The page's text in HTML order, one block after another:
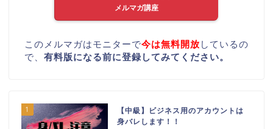
メルマガ講座
このメルマガはモニターで今は無料開放 しているの
で、 有料版になる前に登録してみてください。
1
【中級】ビジネス用のアカウントは
身バレします！！